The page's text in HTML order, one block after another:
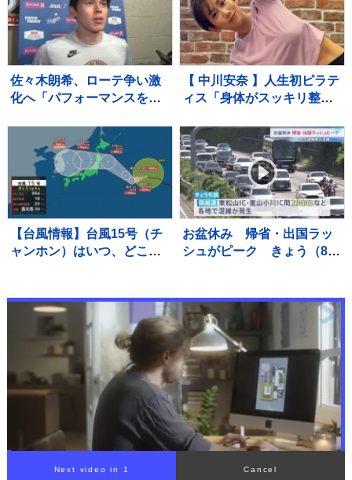
け継がれてますね」
佐々木朗希、ローテ争い激
化へ「パフォーマンスを出
ない」6回2失点勝敗つかず
も「ゾーンで勝負できた」
【 中川安奈 】人生初ピラテ
ィス「身体がスッキリ整っ
反響「足指が長くてとって
も綺麗」「美しすぎます」
【台風情報】台風15号（チ
ャンホン）はいつ、どこ
で強い台風13号（ドルフィ
ン）引き続き 大雨・暴風・
高潮・うねりを伴った高波
などに厳重警戒必要
お盆休み 帰省・出国ラッ
シュがピーク きょう（8
下りは午前中ほぼ満席 羽
田空港の国際線は出国ピー
ク